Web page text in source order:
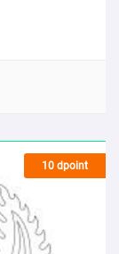
10 dpoint